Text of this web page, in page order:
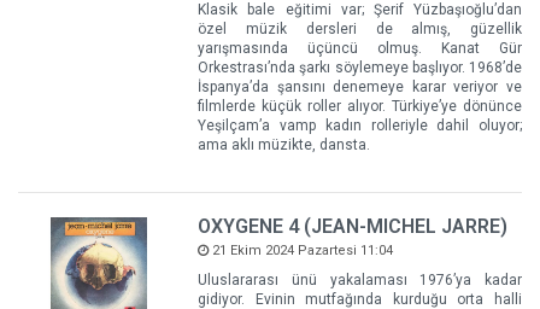
Klasik bale eğitimi var; Şerif Yüzbaşıoğlu’dan
özel müzik dersleri de almış, güzellik
yarışmasında üçüncü olmuş. Kanat Gür
Orkestrası’nda şarkı söylemeye başlıyor. 1968’de
İspanya’da şansını denemeye karar veriyor ve
filmlerde küçük roller alıyor. Türkiye’ye dönünce
Yeşilçam’a vamp kadın rolleriyle dahil oluyor;
ama aklı müzikte, dansta.
OXYGENE 4 (JEAN-MICHEL JARRE)
21 Ekim 2024 Pazartesi 11:04
Uluslararası ünü yakalaması 1976’ya kadar
gidiyor. Evinin mutfağında kurduğu orta halli